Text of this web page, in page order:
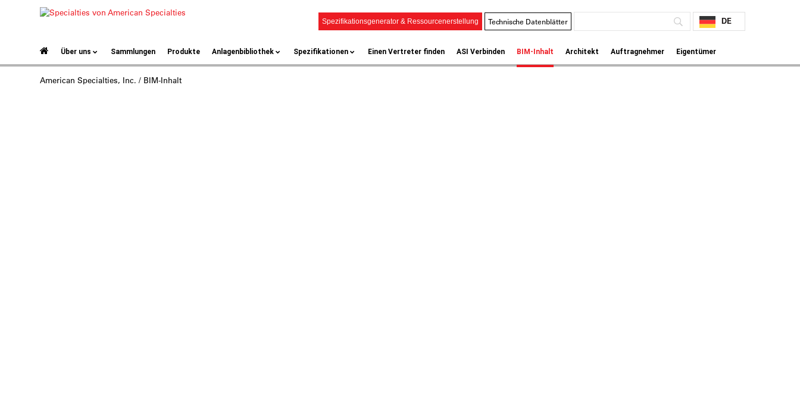
Spezifikationsgenerator & Ressourcenerstellung Technische Datenblätter DE
Über uns Sammlungen Produkte Anlagenbibliothek Spezifikationen Einen Vertreter finden ASI Verbinden BIM-Inhalt Architekt Auftragnehmer Eigentümer
American Specialties, Inc. / BIM-Inhalt